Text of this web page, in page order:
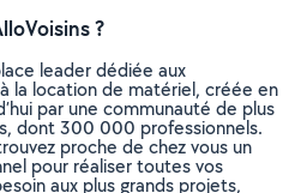
?
leader dédiée aux
la location de matériel, créée en
par une communauté de plus
dont 300 000 professionnels.
proche de chez vous un
pour réaliser toutes vos
aux plus grands projets,